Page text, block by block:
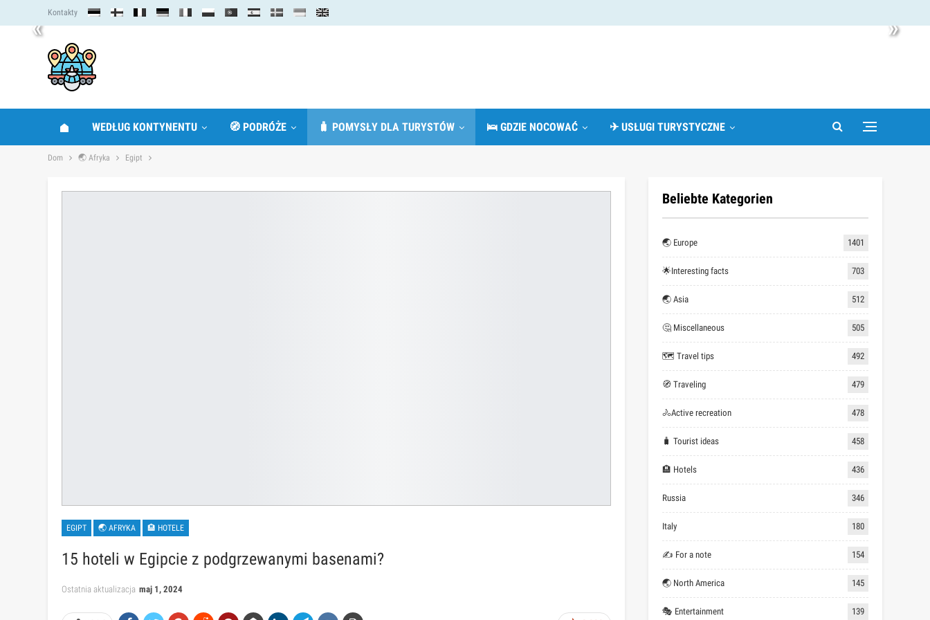
« »
Kontakty
WEDŁUG KONTYNENTU 🧭 PODRÓŻE 🧳 POMYSŁY DLA TURYSTÓW 🛌 GDZIE NOCOWAĆ ✈ USŁUGI TURYSTYCZNE
Dom 🌏 Afryka Egipt
EGIPT 🌏 AFRYKA 🏨 HOTELE
15 hoteli w Egipcie z podgrzewanymi basenami?
Ostatnia aktualizacja maj 1, 2024
Beliebte Kategorien
🌏 Europe 1401
🌟Interesting facts 703
🌏 Asia 512
🤔 Miscellaneous 505
🗺 Travel tips 492
🧭 Traveling 479
🚴Active recreation 478
🧳 Tourist ideas 458
🏨 Hotels 436
Russia 346
Italy 180
✍ For a note 154
🌏 North America 145
🎭 Entertainment 139